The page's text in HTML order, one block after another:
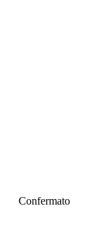
Confermato